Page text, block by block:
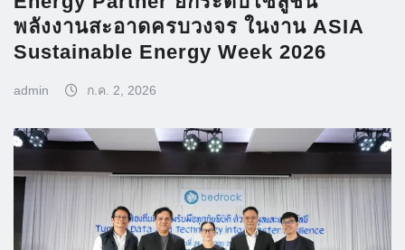
พลังงานสะอาดครบวงจร ในงาน ASIA
Sustainable Energy Week 2026
admin ก.ค. 2, 2026